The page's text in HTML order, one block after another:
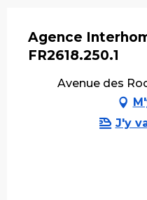
Agence
FR2618.250.1
Avenue des
J'y